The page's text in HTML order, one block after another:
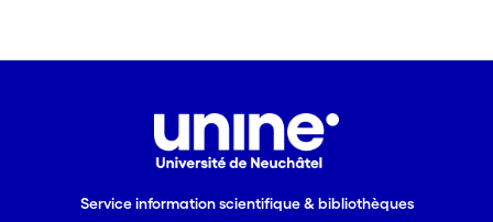
Service information scientifique & bibliothèques